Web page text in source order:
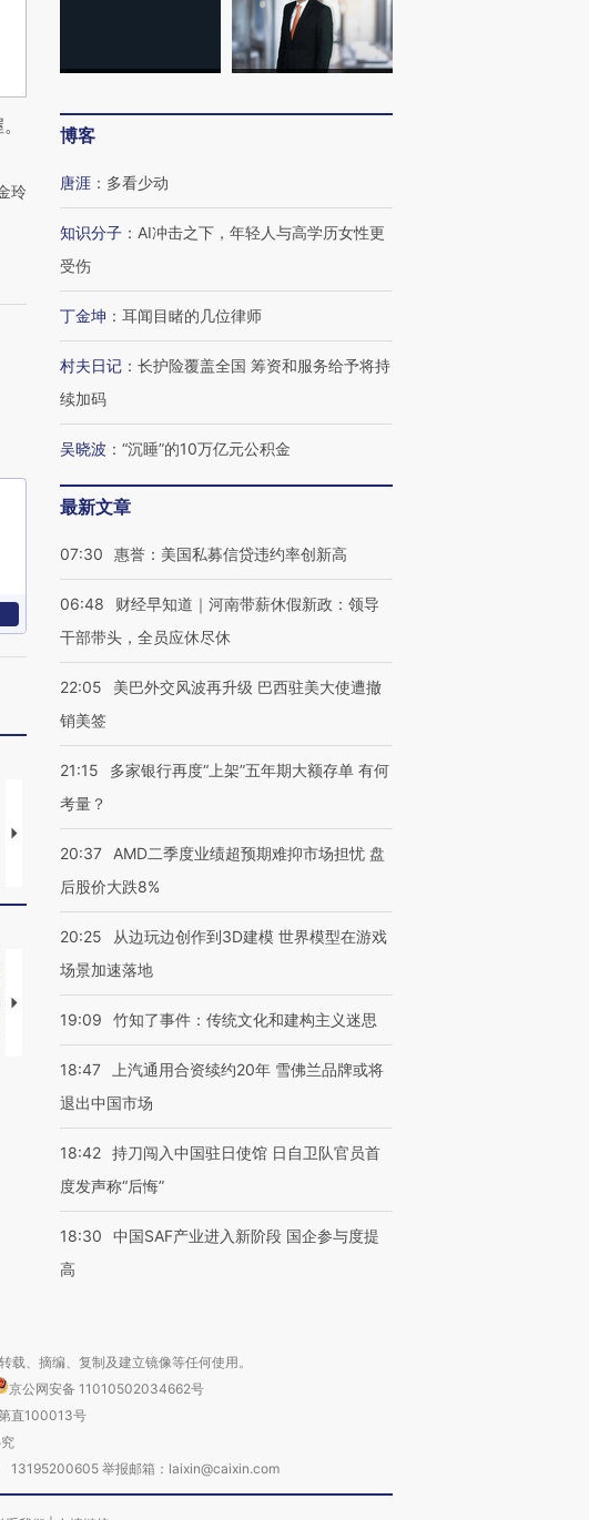
玲
马航飞行员跨国走私7万
粒摇头丸 尿检体内含3种
泽连斯基密集出访美英 索
秘鲁纳斯卡观光飞机坠毁
【推广】走进第四届链博
会，让数智科技“链”接产
【特别呈现】寻找100种
有意思的生活方式·第三对
CFO：不靠规模取胜，华
住三大增长引擎是什么？
博客
唐涯 ： 多看少动
知识分子 ： AI冲击之下，年轻人与高学历女性更
受伤
丁金坤 ： 耳闻目睹的几位律师
村夫日记 ： 长护险覆盖全国 筹资和服务给予将持
续加码
吴晓波 ： “沉睡”的10万亿元公积金
最新文章
07:30 惠誉：美国私募信贷违约率创新高
06:48
财经早知道｜河南带薪休假新政：领导
干部带头，全员应休尽休
22:05
美巴外交风波再升级 巴西驻美大使遭撤
销美签
21:15
多家银行再度“上架”五年期大额存单 有何
考量？
20:37
AMD二季度业绩超预期难抑市场担忧 盘
后股价大跌8%
20:25
从边玩边创作到3D建模 世界模型在游戏
场景加速落地
19:09 竹知了事件：传统文化和建构主义迷思
18:47
上汽通用合资续约20年 雪佛兰品牌或将
退出中国市场
18:42 持刀闯入中国驻日使馆 日自卫队官员首
度发声称“后悔”
18:30
中国SAF产业进入新阶段 国企参与度提
高
、摘编、复制及建立镜像等任何使用。
京公网安备 11010502034662号
直100013号
13195200605 举报邮箱：laixin@caixin.com